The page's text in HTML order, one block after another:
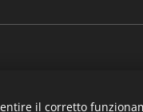
il corretto